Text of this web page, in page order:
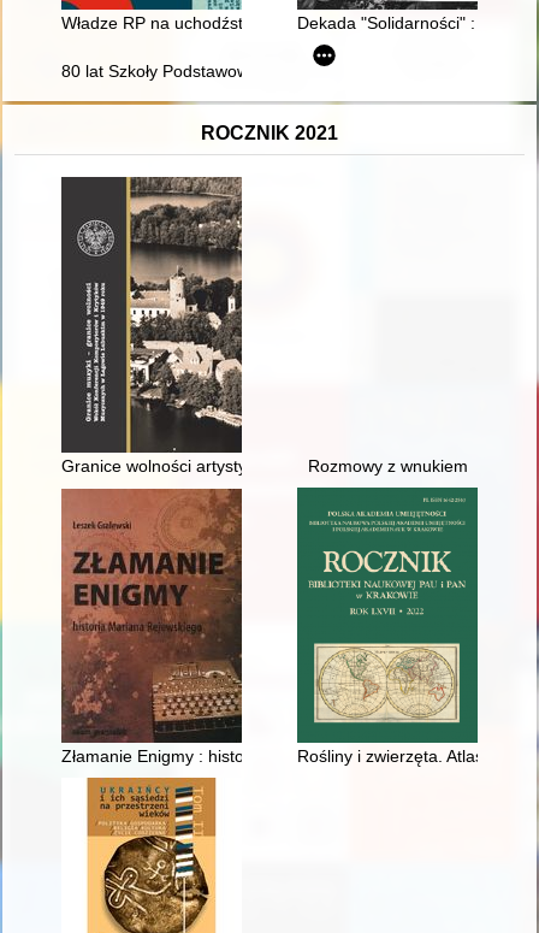
Władze RP na uchodźstwie wobec Żydów obywateli polskich
Dekada "Solidarności" :
80 lat Szkoły Podstawowej im. Stefana Żeromskiego w
ROCZNIK 2021
Granice wolności artystycznej w nazistowskich obozach
Rozmowy z wnukiem
Złamanie Enigmy : historia Mariana Rejewskiego
Rośliny i zwierzęta. Atlasy